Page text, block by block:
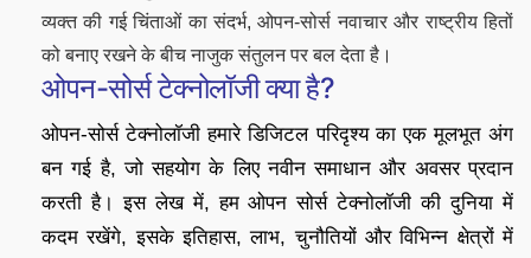
व्यक्त की गई चिंताओं का संदर्भ, ओपन-सोर्स नवाचार और राष्ट्रीय हितों
को बनाए रखने के बीच नाजुक संतुलन पर बल देता है।
ओपन-सोर्स टेक्नोलॉजी क्या है?
ओपन-सोर्स टेक्नोलॉजी हमारे डिजिटल परिदृश्य का एक मूलभूत अंग
बन गई है, जो सहयोग के लिए नवीन समाधान और अवसर प्रदान
करती है। इस लेख में, हम ओपन सोर्स टेक्नोलॉजी की दुनिया में
कदम रखेंगे, इसके इतिहास, लाभ, चुनौतियों और विभिन्न क्षेत्रों में